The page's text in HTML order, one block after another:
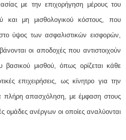
με την επιχορήγηση μέρους του
και μη μισθολογικού κόστους, που
στο ύψος των ασφαλιστικών εισφορών,
οι αποδοχές που αντιστοιχούν
βασικού μισθού, όπως ορίζεται κάθε
επιχειρήσεις, ως κίνητρο για την
πλήρη απασχόληση, με έμφαση στους
ομάδες ανέργων οι οποίες αναλύονται